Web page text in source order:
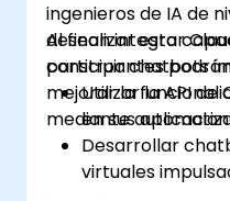
ingenieros de IA de
desean integrar
construir chatbots
mejorar la
mediante
Al finalizar esta
participantes
Utilizar la API de
en sus
Desarrollar
virtuales